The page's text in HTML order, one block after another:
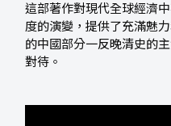
這部著作對現代全球經濟
度的演變，提供了充滿魅
的中國部分一反晚清史的
對待。